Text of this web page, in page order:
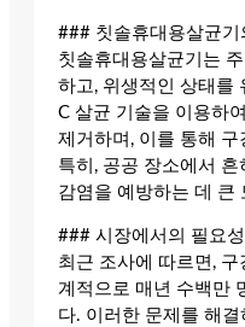
### 칫솔휴대용살균기
칫솔휴대용살균기는
하고, 위생적인 상태를
C 살균 기술을 이용하
제거하며, 이를 통해
특히, 공공 장소에서
감염을 예방하는 데 큰
### 시장에서의 필요성
최근 조사에 따르면, 구
계적으로 매년 수백만
다. 이러한 문제를 해